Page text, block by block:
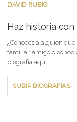
DAVID RUBIO
Haz historia
¿Conoces a alguien
familiar, amigo o
biografía aquí:
SUBIR BIOGRAFÍAS